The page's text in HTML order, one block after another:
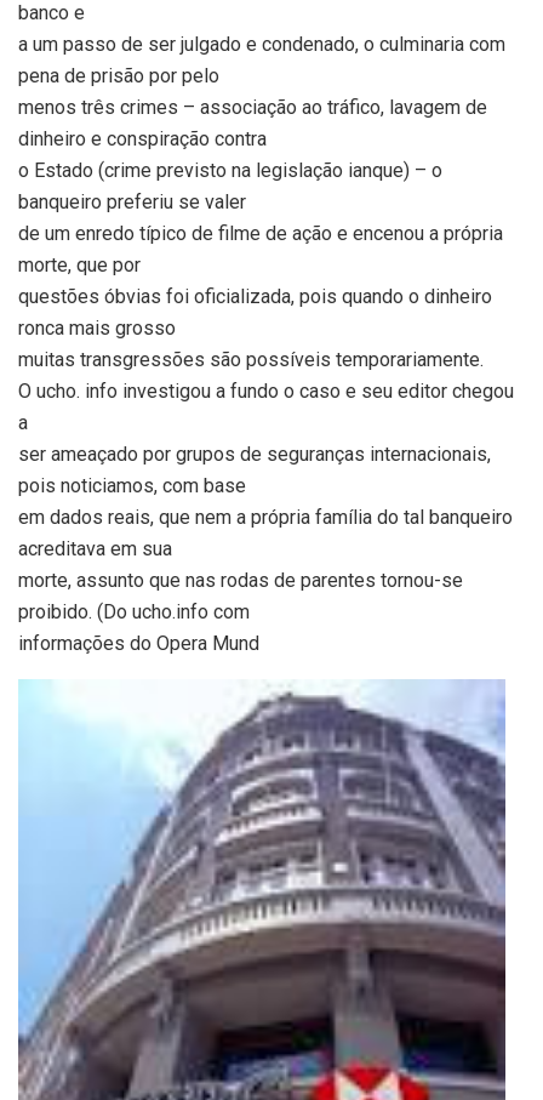
banco e
a um passo de ser julgado e condenado, o culminaria com
pena de prisão por pelo
menos três crimes – associação ao tráfico, lavagem de
dinheiro e conspiração contra
o Estado (crime previsto na legislação ianque) – o
banqueiro preferiu se valer
de um enredo típico de filme de ação e encenou a própria
morte, que por
questões óbvias foi oficializada, pois quando o dinheiro
ronca mais grosso
muitas transgressões são possíveis temporariamente.
O ucho. info investigou a fundo o caso e seu editor chegou
a
ser ameaçado por grupos de seguranças internacionais,
pois noticiamos, com base
em dados reais, que nem a própria família do tal banqueiro
acreditava em sua
morte, assunto que nas rodas de parentes tornou-se
proibido. (Do ucho.info com
informações do Opera Mund